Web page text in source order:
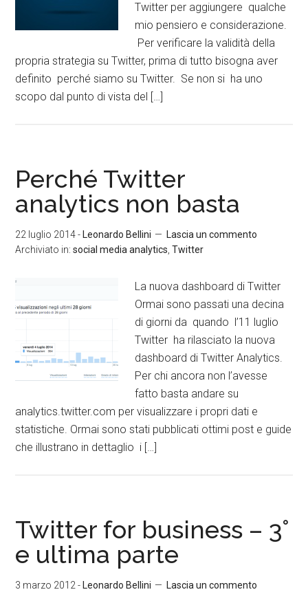
Twitter per aggiungere qualche
mio pensiero e considerazione.
Per verificare la validità della
propria strategia su Twitter, prima di tutto bisogna aver
definito perché siamo su Twitter. Se non si ha uno
scopo dal punto di vista del […]
Perché Twitter
analytics non basta
22 luglio 2014- Leonardo Bellini
Lascia un commento
Archiviato in:social media analytics ,Twitter
La nuova dashboard di Twitter
Ormai sono passati una decina
di giorni da quando l’11 luglio
Twitter ha rilasciato la nuova
dashboard di Twitter Analytics.
Per chi ancora non l’avesse
fatto basta andare su
analytics.twitter.com per visualizzare i propri dati e
statistiche. Ormai sono stati pubblicati ottimi post e guide
che illustrano in dettaglio i […]
Twitter for business – 3°
e ultima parte
3 marzo 2012 - Leonardo Bellini
Lascia un commento